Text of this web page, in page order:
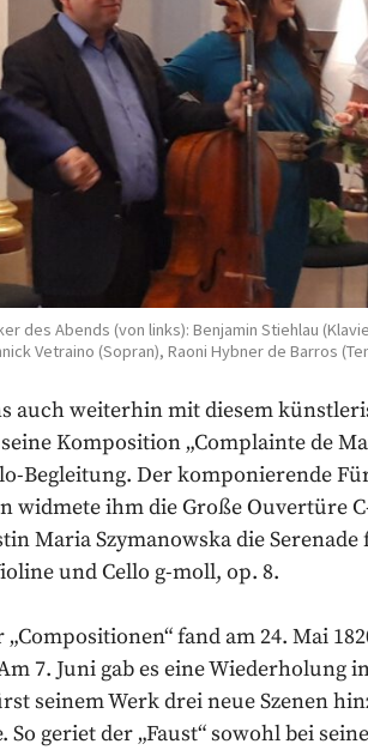
des Abends (von links): Benjamin Stiehlau
Vetraino (Sopran), Raoni Hybner de Barros
auch weiterhin mit diesem
Komposition „Complainte de
Begleitung. Der komponierende
widmete ihm die Große Ouvertüre
Maria Szymanowska die
und Cello g-moll, op. 8.
fand am 24. Mai
7. Juni gab es eine Wiederholung
seinem Werk drei neue Szenen
So geriet der „Faust“ sowohl bei